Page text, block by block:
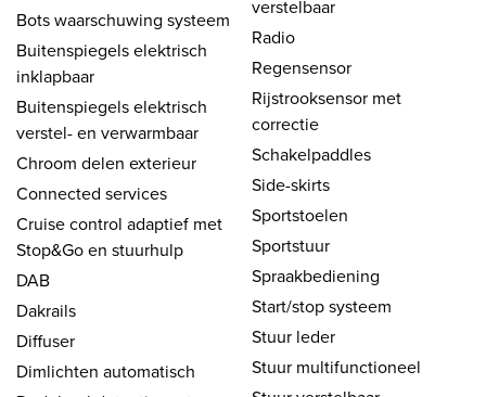
Bots waarschuwing systeem
Buitenspiegels elektrisch
inklapbaar
Buitenspiegels elektrisch
verstel- en verwarmbaar
Chroom delen exterieur
Connected services
Cruise control adaptief met
Stop&Go en stuurhulp
DAB
Dakrails
Diffuser
Dimlichten automatisch
verstelbaar
Radio
Regensensor
Rijstrooksensor met
correctie
Schakelpaddles
Side-skirts
Sportstoelen
Sportstuur
Spraakbediening
Start/stop systeem
Stuur leder
Stuur multifunctioneel